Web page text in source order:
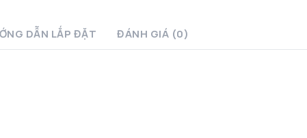
DẪN LẮP ĐẶT ĐÁNH GIÁ (0)